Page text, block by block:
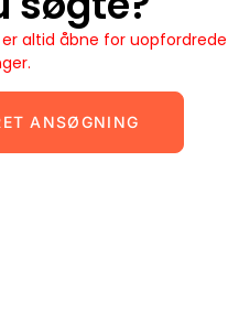
altid åbne for uopfordrede
ANSØGNING